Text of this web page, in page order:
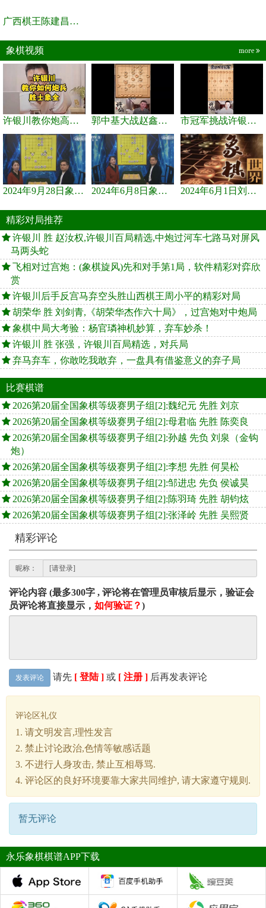
广西棋王陈建昌直播间
象棋视频 more
许银川教你炮高兵士象全如何赢士象全，简单四步即可 郭中基大战赵鑫鑫，许银川激情讲解 市冠军挑战许银川，急进中兵变化真激烈！
2024年9月28日象棋世界栏目，刘君、蒋川讲解了第九届杨官璘杯象棋... 2024年6月8日象棋世界，刘君、蒋川讲解了第九届杨官璘杯全国象棋... 2024年6月1日刘君、蒋川讲解第三届上海杯象棋大师赛谢靖与李少庚...
精彩对局推荐
许银川 胜 赵汝权,许银川百局精选,中炮过河车七路马对屏风
马两头蛇
飞相对过宫炮：(象棋旋风)先和对手第1局，软件精彩对弈欣
赏
许银川后手反宫马弃空头胜山西棋王周小平的精彩对局
胡荣华 胜 刘剑青,《胡荣华杰作六十局》，过宫炮对中炮局
象棋中局大考验：杨官璘神机妙算，弃车妙杀！
许银川 胜 张强，许银川百局精选，对兵局
弃马弃车，你敢吃我敢弃，一盘具有借鉴意义的弃子局
比赛棋谱
2026第20届全国象棋等级赛男子组[2]:魏纪元 先胜 刘京
2026第20届全国象棋等级赛男子组[2]:母君临 先胜 陈奕良
2026第20届全国象棋等级赛男子组[2]:孙越 先负 刘泉（金钩
炮）
2026第20届全国象棋等级赛男子组[2]:李想 先胜 何昊松
2026第20届全国象棋等级赛男子组[2]:邹进忠 先负 侯诚昊
2026第20届全国象棋等级赛男子组[2]:陈羽琦 先胜 胡钧炫
2026第20届全国象棋等级赛男子组[2]:张泽岭 先胜 吴熙贤
精彩评论
昵称：
评论内容 (最多300字 , 评论将在管理员审核后显示，验证会
员评论将直接显示， 如何验证？)
发表评论 请先 [ 登陆 ] 或 [ 注册 ] 后再发表评论
评论区礼仪
1. 请文明发言,理性发言
2. 禁止讨论政治,色情等敏感话题
3. 不进行人身攻击, 禁止互相辱骂.
4. 评论区的良好环境要靠大家共同维护, 请大家遵守规则.
暂无评论
永乐象棋棋谱APP下载